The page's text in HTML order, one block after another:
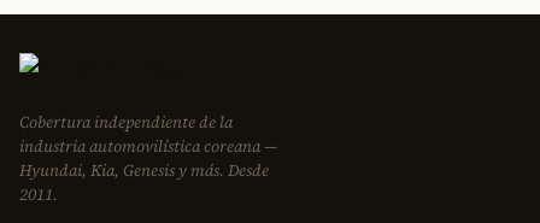
Cobertura independiente de la
industria automovilística coreana —
Hyundai, Kia, Genesis y más. Desde
2011.